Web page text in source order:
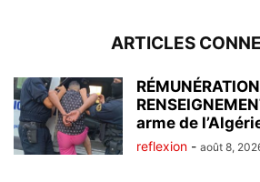
ARTICLES
arme de
reflexion - août 8,